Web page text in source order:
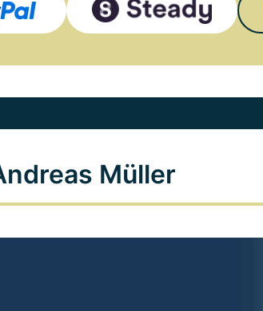
Müller